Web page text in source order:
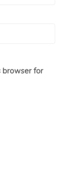
browser for